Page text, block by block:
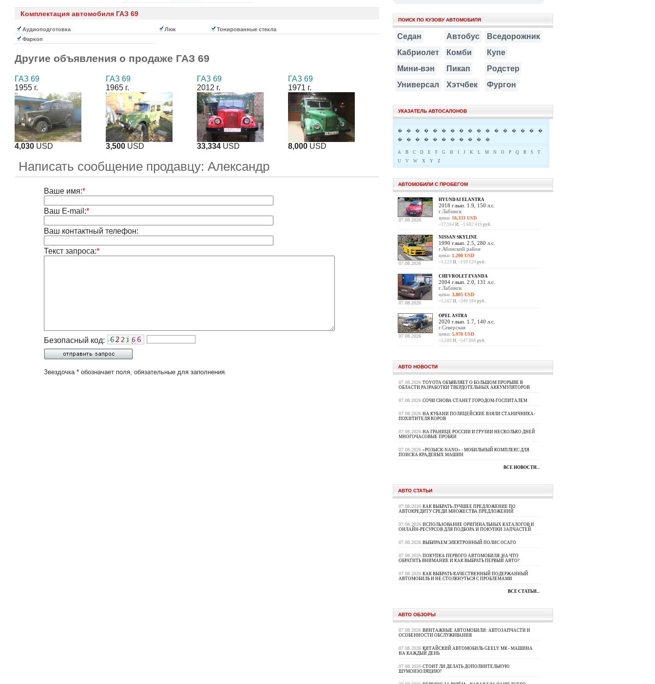
Комплектация автомобиля ГАЗ 69
Аудиоподготовка Люк
Тонированные стекла
Фаркоп
Другие объявления о продаже ГАЗ 69
ГАЗ 69
1955 г.
4,030 USD
ГАЗ 69
1965 г.
3,500 USD
ГАЗ 69
2012 г.
33,334 USD
ГАЗ 69
1971 г.
8,000 USD
Написать сообщение продавцу: Александр
Ваше имя:*
Ваш E-mail:*
Ваш контактный телефон:
Текст запроса:*
Безопасный код:
Звездочка * обозначает поля, обязательные для заполнения.
ПОИСК ПО КУЗОВУ АВТОМОБИЛЯ
Седан Автобус
Вседорожник
Кабриолет
Комби
Купе
Мини-вэн
Пикап
Родстер
Универсал
Хэтчбек Фургон
УКАЗАТЕЛЬ АВТОСАЛОНОВ
� � � � � � � � � � � � � � � �
�
�
� � � � � � � � � �
A B C D E F G H I J K L M N O P Q R S
T
U
V W X Y Z
АВТОМОБИЛИ С ПРОБЕГОМ
07.08.2026
HYUNDAI ELANTRA
2018 г.вып. 1.9, 150 л.с.
г.Лабинск
цена: 18,333 USD
~17,164 И, ~1 682 419 руб.
07.08.2026
NISSAN SKYLINE
1990 г.вып. 2.5, 280 л.с.
г.Абинский район
цена: 1,200 USD
~1,123 И, ~110 124 руб.
07.08.2026
CHEVROLET EVANDA
2004 г.вып. 2.0, 131 л.с.
г.Лабинск
цена: 3,805 USD
~3,562 И, ~349 184 руб.
07.08.2026
OPEL ASTRA
2020 г.вып. 1.7, 140 л.с.
г.Северская
цена: 5,970 USD
~5,589 И, ~547 866 руб.
АВТО НОВОСТИ
07.08.2026 TOYOTA ОБЪЯВЛЯЕТ О БОЛЬШОМ ПРОРЫВЕ В
ОБЛАСТИ РАЗРАБОТКИ ТВЕРДОТЕЛЬНЫХ АККУМУЛЯТОРОВ
07.08.2026 СОЧИ СНОВА СТАНЕТ ГОРОДОМ-ГОСПИТАЛЕМ
07.08.2026 НА КУБАНИ ПОЛИЦЕЙСКИЕ ВЗЯЛИ СТАНИЧНИКА-
ПОХИТИТЕЛЯ КОРОВ
07.08.2026 НА ГРАНИЦЕ РОССИИ И ГРУЗИИ НЕСКОЛЬКО ДНЕЙ
МНОГОЧАСОВЫЕ ПРОБКИ
07.08.2026 «РОЗЫСК-NANO» - МОБИЛЬНЫЙ КОМПЛЕКС ДЛЯ
ПОИСКА КРАДЕНЫХ МАШИН
ВСЕ НОВОСТИ...
АВТО СТАТЬИ
07.08.2026 КАК ВЫБРАТЬ ЛУЧШЕЕ ПРЕДЛОЖЕНИЕ ПО
АВТОКРЕДИТУ СРЕДИ МНОЖЕСТВА ПРЕДЛОЖЕНИЙ
07.08.2026 ИСПОЛЬЗОВАНИЕ ОРИГИНАЛЬНЫХ КАТАЛОГОВ И
ОНЛАЙН-РЕСУРСОВ ДЛЯ ПОДБОРА И ПОКУПКИ ЗАПЧАСТЕЙ
07.08.2026 ВЫБИРАЕМ ЭЛЕКТРОННЫЙ ПОЛИС ОСАГО
07.08.2026 ПОКУПКА ПЕРВОГО АВТОМОБИЛЯ. НА ЧТО
ОБРАТИТЬ ВНИМАНИЕ И КАК ВЫБРАТЬ ПЕРВЫЙ АВТО?
07.08.2026 КАК ВЫБРАТЬ КАЧЕСТВЕННЫЙ ПОДЕРЖАННЫЙ
АВТОМОБИЛЬ И НЕ СТОЛКНУТЬСЯ С ПРОБЛЕМАМИ
ВСЕ СТАТЬИ...
АВТО ОБЗОРЫ
07.08.2026 ВИНТАЖНЫЕ АВТОМОБИЛИ: АВТОЗАПЧАСТИ И
ОСОБЕННОСТИ ОБСЛУЖИВАНИЯ
07.08.2026 КИТАЙСКИЙ АВТОМОБИЛЬ GEELY МК - МАШИНА
НА КАЖДЫЙ ДЕНЬ
07.08.2026 СТОИТ ЛИ ДЕЛАТЬ ДОПОЛНИТЕЛЬНУЮ
ШУМОИЗОЛЯЦИЮ?